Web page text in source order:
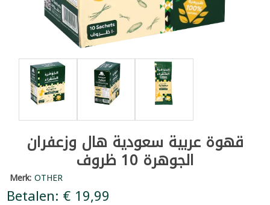
قهوة عربية سعودية هال وزعفران
الجوهرة 10 ظروف
Merk:OTHER
Betalen: € 19,99